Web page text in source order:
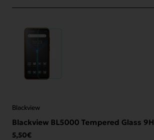
Blackview
Blackview BL5000 Tempered Glass 9H
5,50€